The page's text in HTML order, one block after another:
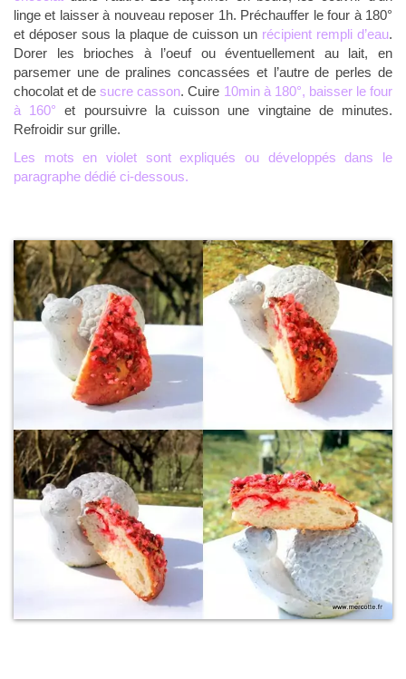
linge et laisser à nouveau reposer 1h. Préchauffer le four à 180°
et déposer sous la plaque de cuisson un récipient rempli d’eau.
Dorer les brioches à l’oeuf ou éventuellement au lait, en
parsemer une de pralines concassées et l’autre de perles de
chocolat et desucre casson. Cuire 10min à 180°, baisser le four
à 160° et poursuivre la cuisson une vingtaine de minutes.
Refroidir sur grille.
Les mots en violet sont expliqués ou développés dans le
paragraphe dédié ci-dessous.